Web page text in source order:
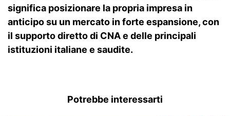
significa posizionare la propria impresa in
anticipo su un mercato in forte espansione, con
il supporto diretto di CNA e delle principali
istituzioni italiane e saudite.
Potrebbe interessarti